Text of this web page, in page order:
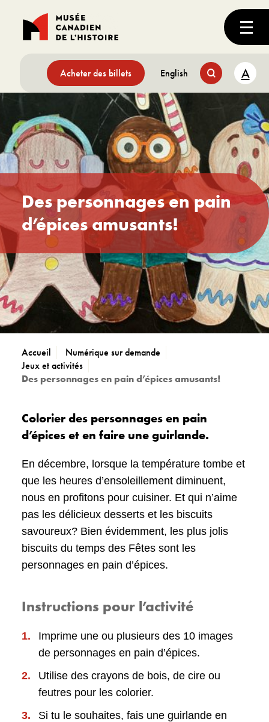
Acheter des billets English A
Des personnages en pain
d’épices amusants!
Accueil
Numérique sur demande
Jeux et activités
Des personnages en pain d’épices amusants!
Colorier des personnages en pain
d’épices et en faire une guirlande.
En décembre, lorsque la température tombe et
que les heures d’ensoleillement diminuent,
nous en profitons pour cuisiner. Et qui n’aime
pas les délicieux desserts et les biscuits
savoureux? Bien évidemment, les plus jolis
biscuits du temps des Fêtes sont les
personnages en pain d’épices.
Instructions pour l’activité
Imprime une ou plusieurs des 10 images
de personnages en pain d’épices.
Utilise des crayons de bois, de cire ou
feutres pour les colorier.
Si tu le souhaites, fais une guirlande en